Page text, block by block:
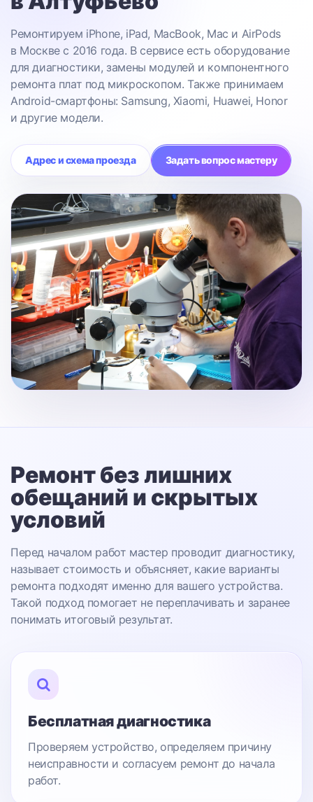
Ремонтируем iPhone, iPad, MacBook, Mac и AirPods
в Москве с 2016 года. В сервисе есть оборудование
для диагностики, замены модулей и компонентного
ремонта плат под микроскопом. Также принимаем
Android-смартфоны: Samsung, Xiaomi, Huawei, Honor
и другие модели.
Адрес и схема проезда Задать вопрос мастеру
Ремонт без лишних
обещаний и скрытых
условий
Перед началом работ мастер проводит диагностику,
называет стоимость и объясняет, какие варианты
ремонта подходят именно для вашего устройства.
Такой подход помогает не переплачивать и заранее
понимать итоговый результат.
Бесплатная диагностика
Проверяем устройство, определяем причину
неисправности и согласуем ремонт до начала
работ.